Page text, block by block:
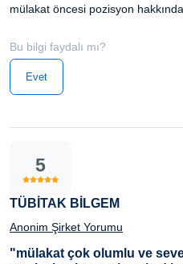
mülakat öncesi pozisyon hakkında
Bu bilgi faydalı mı?
Evet
5
TÜBİTAK BİLGEM
Anonim Şirket Yorumu
"mülakat çok olumlu ve